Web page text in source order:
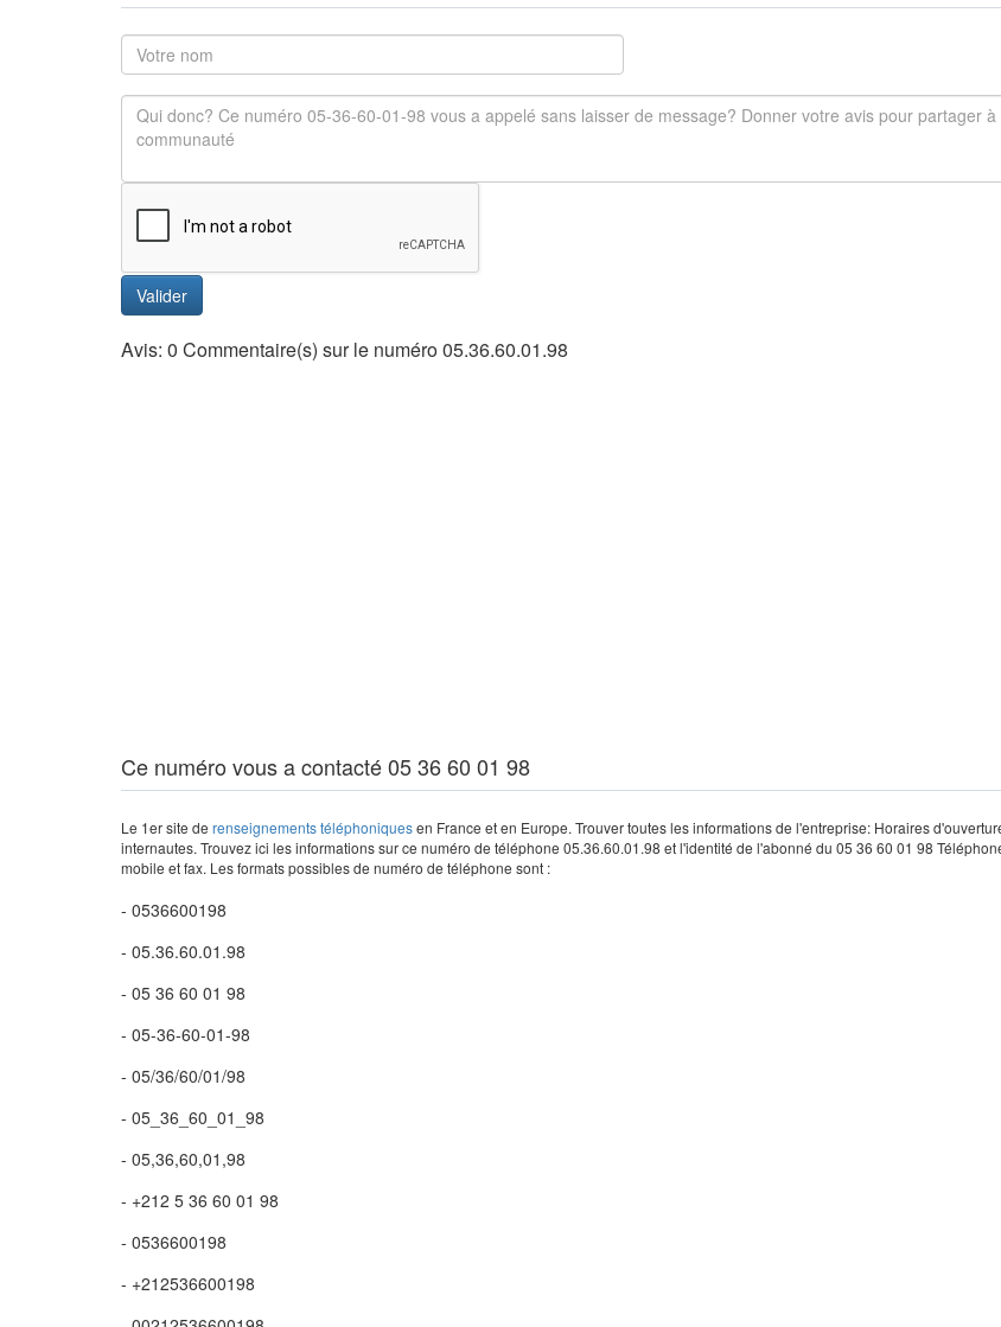
Valider
Avis: 0 Commentaire(s) sur le numéro 05.36.60.01.98
Ce numéro vous a contacté 05 36 60 01 98
Le 1er site de renseignements téléphoniquesen France et en Europe. Trouver toutes les informations de l'entreprise: Horaires
internautes. Trouvez ici les informations sur ce numéro de téléphone 05.36.60.01.98 et l'identité de l'abonné du 05 36 60 01 98
mobile et fax. Les formats possibles de numéro de téléphone sont :
- 0536600198
- 05.36.60.01.98
- 05 36 60 01 98
- 05-36-60-01-98
- 05/36/60/01/98
- 05_36_60_01_98
- 05,36,60,01,98
- +212 5 36 60 01 98
- 0536600198
- +212536600198